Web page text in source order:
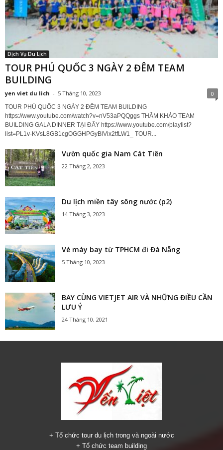
Dịch Vụ Du Lịch
TOUR PHÚ QUỐC 3 NGÀY 2 ĐÊM TEAM
BUILDING
yen viet du lich - 5 Tháng 10, 2023 0
TOUR PHÚ QUỐC 3 NGÀY 2 ĐÊM TEAM BUILDING
https://www.youtube.com/watch?v=nV53aPQQggs THĂM KHẢO TEAM
BUILDING GALA DINNER TẠI ĐÂY https://www.youtube.com/playlist?
list=PL1v-KVsL8GB1cgOGGHPGyBlVix2tfLW1_ TOUR...
Vườn quốc gia Nam Cát Tiên
22 Tháng 2, 2023
Du lịch miền tây sông nước (p2)
14 Tháng 3, 2023
Vé máy bay từ TPHCM đi Đà Nẵng
5 Tháng 10, 2023
BAY CÙNG VIETJET AIR VÀ NHỮNG ĐIỀU CẦN
LƯU Ý
24 Tháng 10, 2021
+ Tổ chức tour du lịch trong và ngoài nước
+ Tổ chức team building